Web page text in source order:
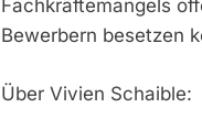
Fachkräftemangels
Bewerbern besetzen
Über Vivien Schaible: